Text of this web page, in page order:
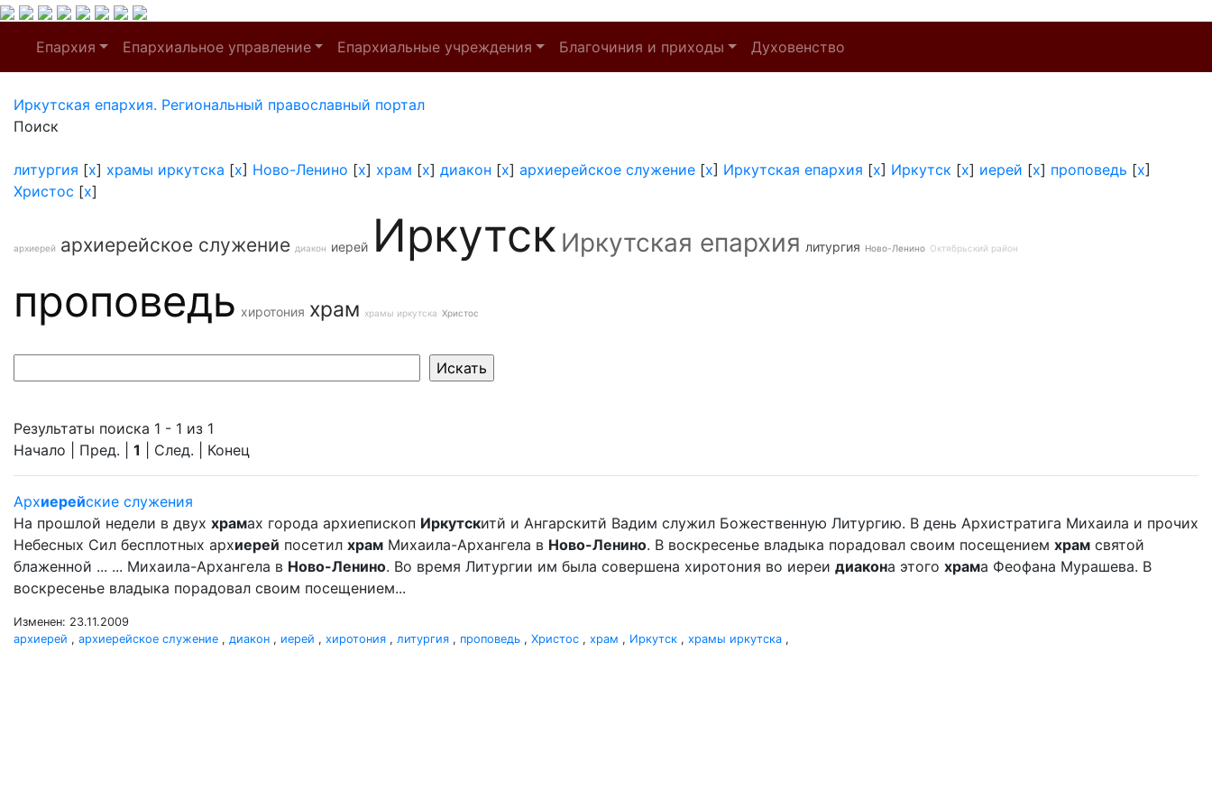
Епархия Епархиальное управление Епархиальные учреждения Благочиния и приходы Духовенство
Иркутская епархия. Региональный православный портал
Поиск
литургия [x] храмы иркутска [x] Ново-Ленино [x] храм [x] диакон [x] архиерейское служение [x] Иркутская епархия [x] Иркутск [x] иерей [x] проповедь [x]
Христос [x]
архиерей архиерейское служение диакон иерей Иркутск Иркутская епархия литургия Ново-Ленино Октябрьский район
проповедь хиротония храм храмы иркутска Христос
Результаты поиска 1 - 1 из 1
Начало | Пред. | 1 | След. | Конец
Архиерейские служения
На прошлой недели в двух храмах города архиепископ Иркутскитй и Ангарскитй Вадим служил Божественную Литургию. В день Архистратига Михаила и прочих
Небесных Сил бесплотных архиерей посетил храм Михаила-Архангела в Ново-Ленино. В воскресенье владыка порадовал своим посещением храм святой
блаженной ... ... Михаила-Архангела в Ново-Ленино. Во время Литургии им была совершена хиротония во иереи диакона этого храма Феофана Мурашева. В
воскресенье владыка порадовал своим посещением...
Изменен: 23.11.2009
архиерей , архиерейское служение , диакон , иерей , хиротония , литургия , проповедь , Христос , храм , Иркутск , храмы иркутска ,